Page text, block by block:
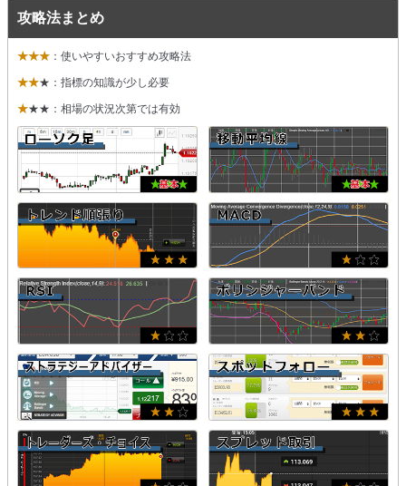
攻略法まとめ
★★★ ：使いやすいおすすめ攻略法
★★★：指標の知識が少し必要
★★★：相場の状況次第では有効